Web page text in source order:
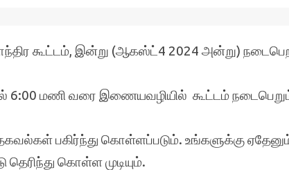
கூட்டம், இன்று (ஆகஸ்ட்4 2024 அன்று)
6:00 மணி வரை இணையவழியில் கூட்டம்
பகிர்ந்து கொள்ளப்படும். உங்களுக்கு
தெரிந்து கொள்ள முடியும்.